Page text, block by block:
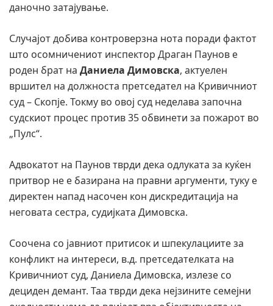
даночно затајување.
Случајот добива контроверзна нота поради фактот
што осомничениот инспектор Драган Паунов е
роден брат на Даниела Димовска, актуелен
вршител на должноста претседател на Кривичниот
суд – Скопје. Токму во овој суд неделава започна
судскиот процес против 35 обвинети за пожарот во
„Пулс“.
Адвокатот на Паунов тврди дека одлуката за куќен
притвор не е базирана на правни аргументи, туку е
директен напад насочен кон дискредитација на
неговата сестра, судијката Димовска.
Соочена со јавниот притисок и шпекулациите за
конфликт на интереси, в.д. претседателката на
Кривичниот суд, Даниела Димовска, излезе со
дециден демант. Таа тврди дека нејзините семејни